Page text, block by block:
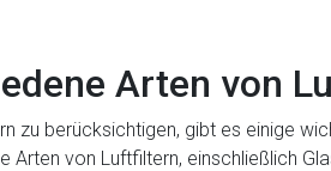
Arten von
zu berücksichtigen, gibt es einige
Arten von Luftfiltern, einschließlich